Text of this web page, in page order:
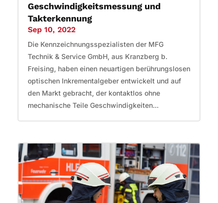
Geschwindigkeitsmessung und
Takterkennung
Sep 10, 2022
Die Kennzeichnungsspezialisten der MFG
Technik & Service GmbH, aus Kranzberg b.
Freising, haben einen neuartigen berührungslosen
optischen Inkrementalgeber entwickelt und auf
den Markt gebracht, der kontaktlos ohne
mechanische Teile Geschwindigkeiten...